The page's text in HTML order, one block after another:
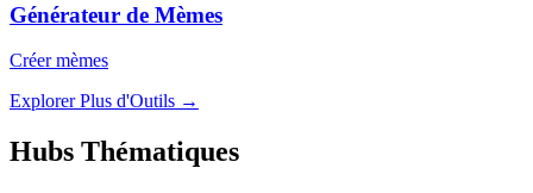
Générateur de Mèmes
Créer mèmes
Explorer Plus d'Outils →
Hubs Thématiques